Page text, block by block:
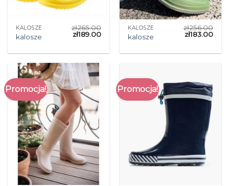
KALOSZE
kalosze
zł265.00
zł189.00
KALOSZE
kalosze
zł256.00
zł183.00
Promocja! Promocja!